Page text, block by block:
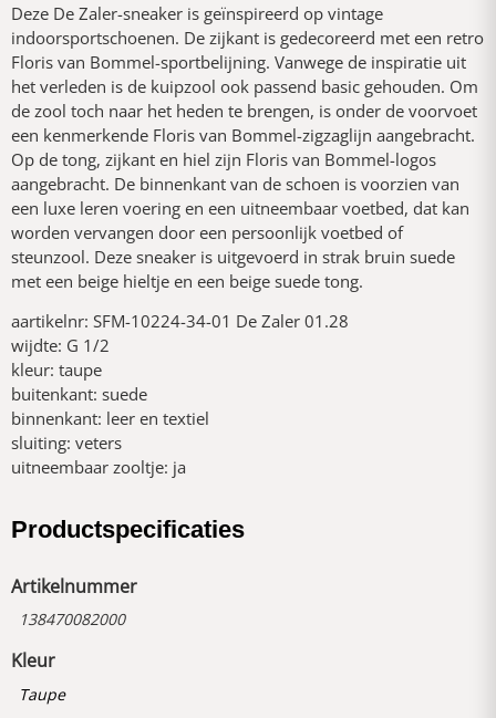
Deze De Zaler-sneaker is geïnspireerd op vintage
indoorsportschoenen. De zijkant is gedecoreerd met een retro
Floris van Bommel-sportbelijning. Vanwege de inspiratie uit
het verleden is de kuipzool ook passend basic gehouden. Om
de zool toch naar het heden te brengen, is onder de voorvoet
een kenmerkende Floris van Bommel-zigzaglijn aangebracht.
Op de tong, zijkant en hiel zijn Floris van Bommel-logos
aangebracht. De binnenkant van de schoen is voorzien van
een luxe leren voering en een uitneembaar voetbed, dat kan
worden vervangen door een persoonlijk voetbed of
steunzool. Deze sneaker is uitgevoerd in strak bruin suede
met een beige hieltje en een beige suede tong.
aartikelnr: SFM-10224-34-01 De Zaler 01.28
wijdte: G 1/2
kleur: taupe
buitenkant: suede
binnenkant: leer en textiel
sluiting: veters
uitneembaar zooltje: ja
Productspecificaties
Artikelnummer
138470082000
Kleur
Taupe